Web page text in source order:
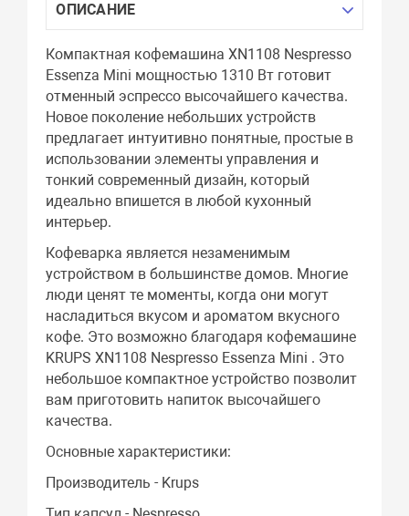
ОПИСАНИЕ
Компактная кофемашина XN1108 Nespresso
Essenza Mini мощностью 1310 Вт готовит
отменный эспрессо высочайшего качества.
Новое поколение небольших устройств
предлагает интуитивно понятные, простые в
использовании элементы управления и
тонкий современный дизайн, который
идеально впишется в любой кухонный
интерьер.
Кофеварка является незаменимым
устройством в большинстве домов. Многие
люди ценят те моменты, когда они могут
насладиться вкусом и ароматом вкусного
кофе. Это возможно благодаря кофемашине
KRUPS XN1108 Nespresso Essenza Mini . Это
небольшое компактное устройство позволит
вам приготовить напиток высочайшего
качества.
Основные характеристики:
Производитель - Krups